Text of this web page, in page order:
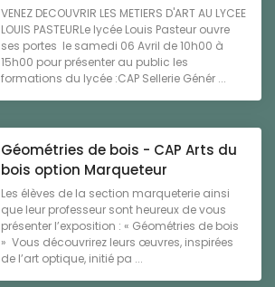
VENEZ DECOUVRIR LES METIERS D'ART AU LYCEE
LOUIS PASTEURLe lycée Louis Pasteur ouvre
ses portes le samedi 06 Avril de 10h00 à
15h00 pour présenter au public les
formations du lycée :CAP Sellerie Génér ...
Géométries de bois - CAP Arts du
bois option Marqueteur
Les élèves de la section marqueterie ainsi
que leur professeur sont heureux de vous
présenter l’exposition : « Géométries de bois
» Vous découvrirez leurs œuvres, inspirées
de l’art optique, initié pa ...